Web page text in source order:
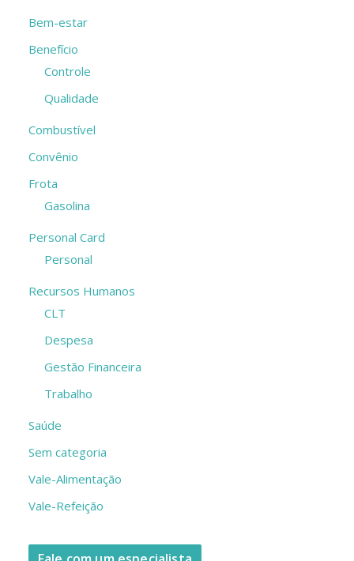
Bem-estar
Benefício
Controle
Qualidade
Combustível
Convênio
Frota
Gasolina
Personal Card
Personal
Recursos Humanos
CLT
Despesa
Gestão Financeira
Trabalho
Saúde
Sem categoria
Vale-Alimentação
Vale-Refeição